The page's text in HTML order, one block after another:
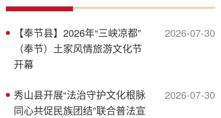
【奉节县】2026年“三峡凉都”
（奉节）土家风情旅游文化节
开幕
2026-07-30
秀山县开展“法治守护文化根脉
同心共促民族团结”联合普法宣
2026-07-30